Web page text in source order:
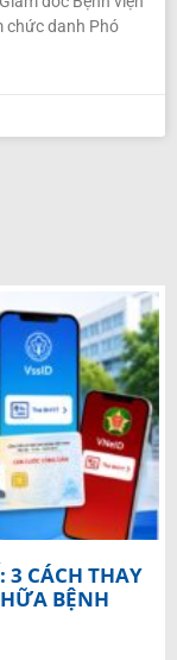
chức danh Phó
CÁCH THAY
BỆNH